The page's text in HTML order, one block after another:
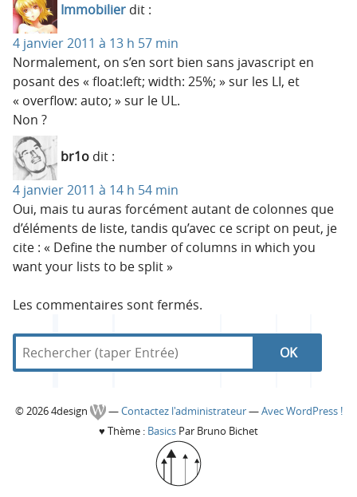
Immobilier dit :
4 janvier 2011 à 13 h 57 min
Normalement, on s’en sort bien sans javascript en
posant des « float:left; width: 25%; » sur les LI, et
« overflow: auto; » sur le UL.
Non ?
br1o dit :
4 janvier 2011 à 14 h 54 min
Oui, mais tu auras forcément autant de colonnes que
d’éléments de liste, tandis qu’avec ce script on peut, je
cite : « Define the number of columns in which you
want your lists to be split »
Les commentaires sont fermés.
R
R
e
d
4
C
© 2026 4design —Contactez l'administrateur—Avec WordPress !
♥ Thème : Basics Par Bruno Bichet